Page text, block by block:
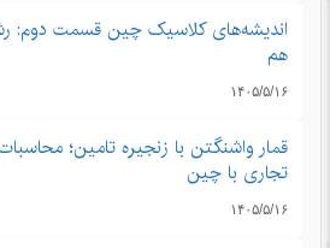
اندیشه‌های کلاسیک چین قسمت دوم:
هم
۱۴۰۵/۵/۱۶
قمار واشنگتن با زنجیره تامین؛
تجاری با چین
۱۴۰۵/۵/۱۶